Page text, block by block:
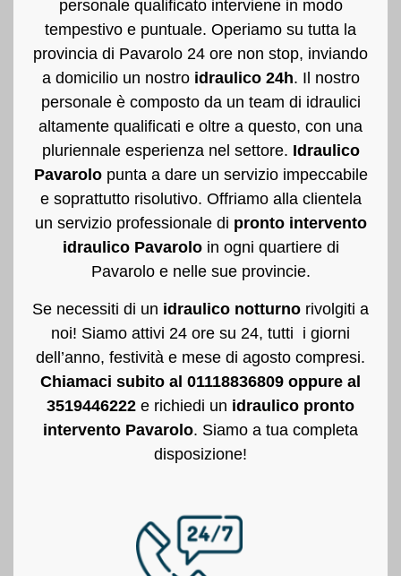
personale qualificato interviene in modo
tempestivo e puntuale. Operiamo su tutta la
provincia di Pavarolo 24 ore non stop, inviando
a domicilio un nostro idraulico 24h. Il nostro
personale è composto da un team di idraulici
altamente qualificati e oltre a questo, con una
pluriennale esperienza nel settore. Idraulico
Pavarolo punta a dare un servizio impeccabile
e soprattutto risolutivo. Offriamo alla clientela
un servizio professionale di pronto intervento
idraulico Pavarolo in ogni quartiere di
Pavarolo e nelle sue provincie.
Se necessiti di un idraulico notturno rivolgiti a
noi! Siamo attivi 24 ore su 24, tutti i giorni
dell’anno, festività e mese di agosto compresi.
Chiamaci subito al 01118836809 oppure al
3519446222 e richiedi un idraulico pronto
intervento Pavarolo. Siamo a tua completa
disposizione!